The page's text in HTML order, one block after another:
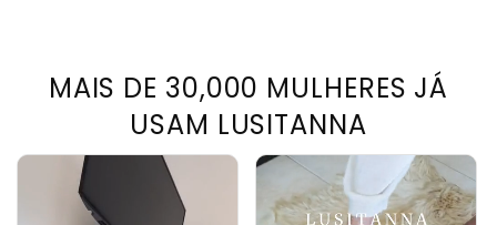
MAIS DE 30,000 MULHERES JÁ
USAM LUSITANNA